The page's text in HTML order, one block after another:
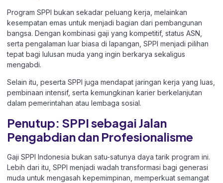
Program SPPI bukan sekadar peluang kerja, melainkan
kesempatan emas untuk menjadi bagian dari pembangunan
bangsa. Dengan kombinasi gaji yang kompetitif, status ASN,
serta pengalaman luar biasa di lapangan, SPPI menjadi pilihan
tepat bagi lulusan muda yang ingin berkarya sekaligus
mengabdi.
Selain itu, peserta SPPI juga mendapat jaringan kerja yang luas,
pembinaan intensif, serta kemungkinan karier berkelanjutan
dalam pemerintahan atau lembaga sosial.
Penutup: SPPI sebagai Jalan
Pengabdian dan Profesionalisme
Gaji SPPI Indonesia bukan satu-satunya daya tarik program ini.
Lebih dari itu, SPPI menjadi wadah transformasi bagi generasi
muda untuk mengasah kepemimpinan, memperkuat semangat